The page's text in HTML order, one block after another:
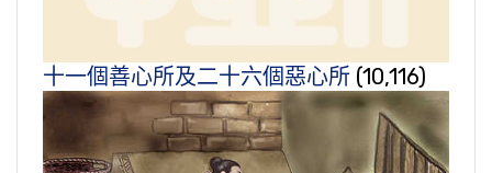
十一個善心所及二十六個惡心所 (10,116)